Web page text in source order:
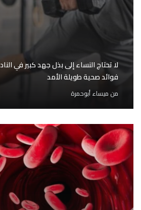
لا تحتاج النساء إلى بذل جهد كبير في
فوائد صحية طويلة الأمد
من ميساء أبوحمرة